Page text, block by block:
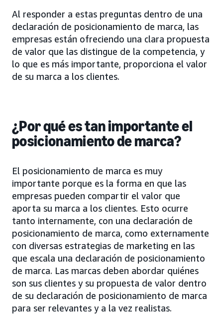
Al responder a estas preguntas dentro de una
declaración de posicionamiento de marca, las
empresas están ofreciendo una clara propuesta
de valor que las distingue de la competencia, y
lo que es más importante, proporciona el valor
de su marca a los clientes.
¿Por qué es tan importante el
posicionamiento de marca?
El posicionamiento de marca es muy
importante porque es la forma en que las
empresas pueden compartir el valor que
aporta su marca a los clientes. Esto ocurre
tanto internamente, con una declaración de
posicionamiento de marca, como externamente
con diversas estrategias de marketing en las
que escala una declaración de posicionamiento
de marca. Las marcas deben abordar quiénes
son sus clientes y su propuesta de valor dentro
de su declaración de posicionamiento de marca
para ser relevantes y a la vez realistas.